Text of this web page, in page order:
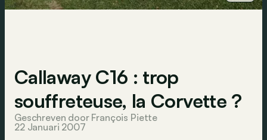
Callaway C16 : trop
souffreteuse, la Corvette ?
Geschreven door François Piette
22 Januari 2007